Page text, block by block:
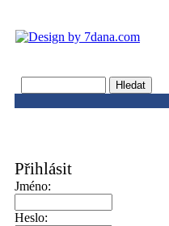
Přihlásit
Jméno:
Heslo: